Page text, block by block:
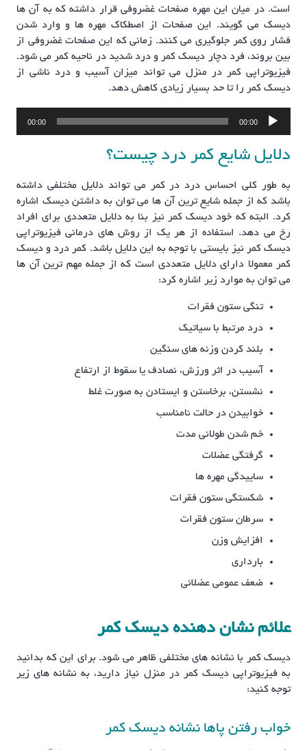
است. در میان این مهره صفحات غضروفی قرار داشته که به آن ها
دیسک می گویند. این صفحات از اصطکاک مهره ها و وارد شدن
فشار روی کمر جلوگیری می کنند. زمانی که این صفحات غضروفی از
بین بروند، فرد دچار دیسک کمر و درد شدید در ناحیه کمر می شود.
فیزیوتراپی کمر در منزل می تواند میزان آسیب و درد ناشی از
دیسک کمر را تا حد بسیار زیادی کاهش دهد.
پخش‌کننده
00:00
00:00
دلایل شایع کمر درد چیست؟
به طور کلی احساس درد در کمر می تواند دلایل مختلفی داشته
باشد که از جمله شایع ترین آن ها می توان به داشتن دیسک اشاره
کرد. البته که خود دیسک کمر نیز بنا به دلایل متعددی برای افراد
رخ می دهد. استفاده از هر یک از روش های درمانی فیزیوتراپی
دیسک کمر نیز بایستی با توجه به این دلایل باشد. کمر درد و دیسک
کمر معمولا دارای دلایل متعددی است که از جمله مهم ترین آن ها
می توان به موارد زیر اشاره کرد:
تنگی ستون فقرات
درد مرتبط با سیاتیک
بلند کردن وزنه های سنگین
آسیب در اثر ورزش، نصادف یا سقوط از ارتفاع
نشستن، برخاستن و ایستادن به صورت غلط
خوابیدن در حالت نامناسب
خم شدن طولانی مدت
گرفتگی عضلات
ساییدگی مهره ها
شکستگی ستون فقرات
سرطان ستون فقرات
افزایش وزن
بارداری
ضعف عمومی عضلانی
علائم نشان دهنده دیسک کمر
دیسک کمر با نشانه های مختلفی ظاهر می شود. برای این که بدانید
به فیزیوتراپی دیسک کمر در منزل نیاز دارید، به نشانه های زیر
توجه کنید:
خواب رفتن پاها نشانه دیسک کمر